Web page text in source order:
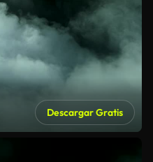
Descargar Gratis